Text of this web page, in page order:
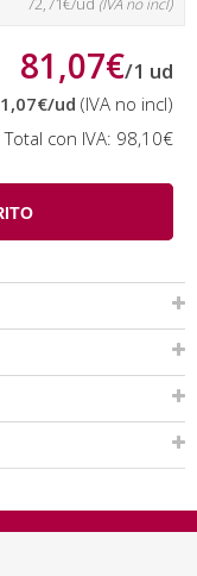
(IVA no incl)
81,07€/1 ud
/ud (IVA no incl)
Total con IVA: 98,10€